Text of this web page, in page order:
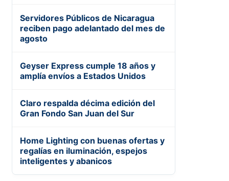
Servidores Públicos de Nicaragua
reciben pago adelantado del mes de
agosto
Geyser Express cumple 18 años y
amplía envíos a Estados Unidos
Claro respalda décima edición del
Gran Fondo San Juan del Sur
Home Lighting con buenas ofertas y
regalías en iluminación, espejos
inteligentes y abanicos